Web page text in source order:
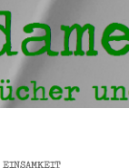
4 STERNE REZENSIONEN
3 STERNE REZENSIONEN
EINSAMKEIT